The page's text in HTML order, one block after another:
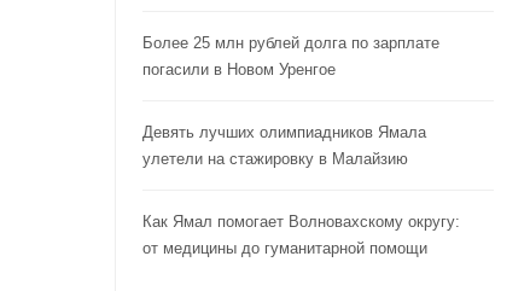
Более 25 млн рублей долга по зарплате
погасили в Новом Уренгое
Девять лучших олимпиадников Ямала
улетели на стажировку в Малайзию
Как Ямал помогает Волновахскому округу:
от медицины до гуманитарной помощи